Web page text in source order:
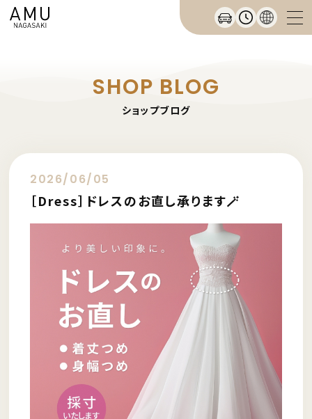
SHOP BLOG
ショップブログ
2026/06/05
［Dress］ドレスのお直し承ります🪄